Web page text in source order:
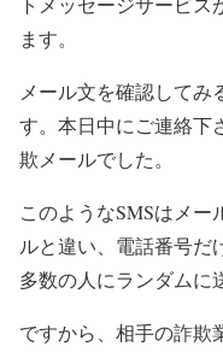
ます。
メール文を確認してみ
す。本日中にご連絡下
欺メールでした。
このようなSMSはメ
ルと違い、電話番号だ
多数の人にランダムに
ですから、相手の詐欺